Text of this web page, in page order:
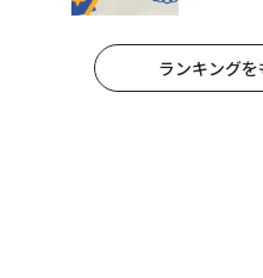
ランキング